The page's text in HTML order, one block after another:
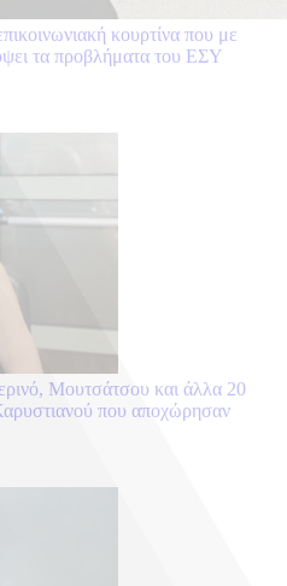
κουρτίνα που με
τα προβλήματα του ΕΣΥ
Μουτσάτσου και άλλα 20
που αποχώρησαν